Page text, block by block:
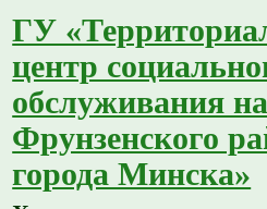
ГУ
центр
обслуживания
Фрунзенского
города Минска»